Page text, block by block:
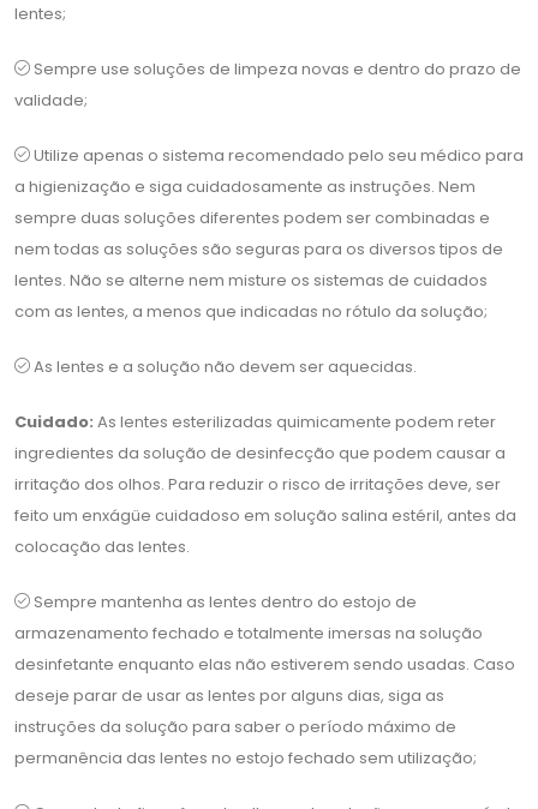
lentes;
Sempre use soluções de limpeza novas e dentro do prazo de
validade;
Utilize apenas o sistema recomendado pelo seu médico para
a higienização e siga cuidadosamente as instruções. Nem
sempre duas soluções diferentes podem ser combinadas e
nem todas as soluções são seguras para os diversos tipos de
lentes. Não se alterne nem misture os sistemas de cuidados
com as lentes, a menos que indicadas no rótulo da solução;
As lentes e a solução não devem ser aquecidas.
Cuidado: As lentes esterilizadas quimicamente podem reter
ingredientes da solução de desinfecção que podem causar a
irritação dos olhos. Para reduzir o risco de irritações deve, ser
feito um enxágüe cuidadoso em solução salina estéril, antes da
colocação das lentes.
Sempre mantenha as lentes dentro do estojo de
armazenamento fechado e totalmente imersas na solução
desinfetante enquanto elas não estiverem sendo usadas. Caso
deseje parar de usar as lentes por alguns dias, siga as
instruções da solução para saber o período máximo de
permanência das lentes no estojo fechado sem utilização;